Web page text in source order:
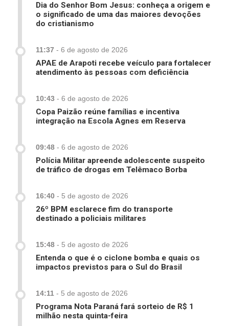
Dia do Senhor Bom Jesus: conheça a origem e
o significado de uma das maiores devoções
do cristianismo
11:37 - 6 de agosto de 2026
APAE de Arapoti recebe veículo para fortalecer
atendimento às pessoas com deficiência
10:43 - 6 de agosto de 2026
Copa Paizão reúne famílias e incentiva
integração na Escola Agnes em Reserva
09:48 - 6 de agosto de 2026
Polícia Militar apreende adolescente suspeito
de tráfico de drogas em Telêmaco Borba
16:40 - 5 de agosto de 2026
26º BPM esclarece fim do transporte
destinado a policiais militares
15:48 - 5 de agosto de 2026
Entenda o que é o ciclone bomba e quais os
impactos previstos para o Sul do Brasil
14:11 - 5 de agosto de 2026
Programa Nota Paraná fará sorteio de R$ 1
milhão nesta quinta-feira